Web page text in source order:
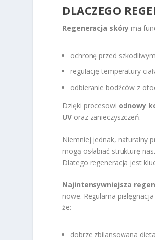
DLACZEGO
Regeneracja skóry ma
ochronę przed
regulację temperatury
odbieranie bodźców z
Dzięki procesowi odnowy
UV oraz zanieczyszczeń.
Niemniej jednak, naturalny
mogą osłabiać strukturę
Dlatego regeneracja jest
Najintensywniejsza
nowe. Regularna
że:
dobrze zbilansowana